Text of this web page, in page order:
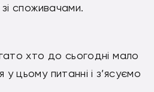
споживачами.
хто до сьогодні мало
питанні і з’ясуємо